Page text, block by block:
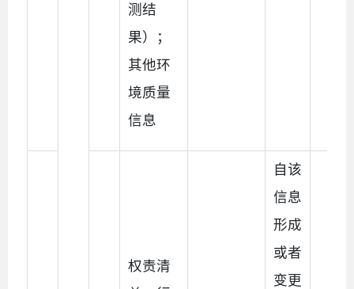
测结
果）；
其他环
境质量
信息
权责清
自该
信息
形成
或者
变更